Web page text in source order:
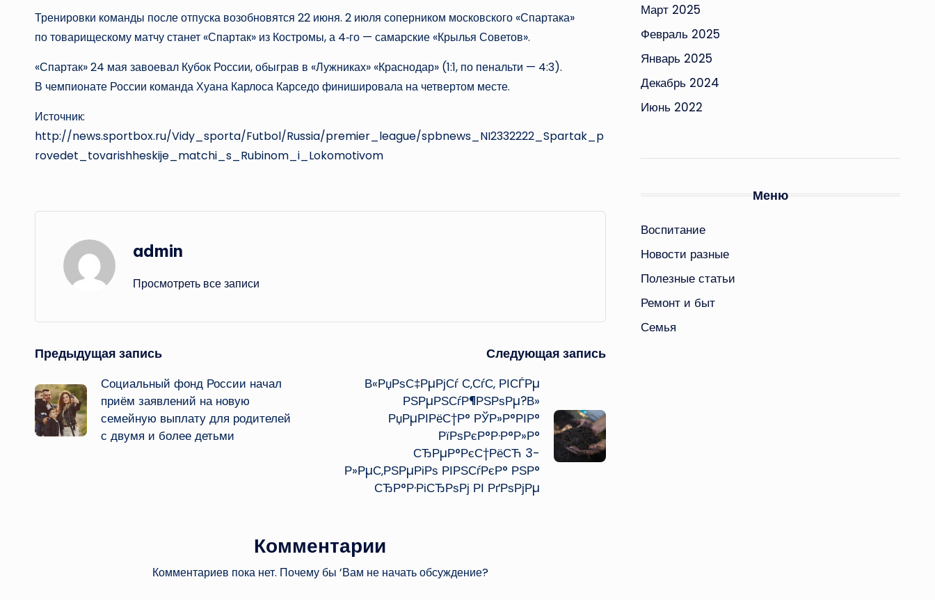
Тренировки команды после отпуска возобновятся 22 июня. 2 июля соперником московского «Спартака»
по товарищескому матчу станет «Спартак» из Костромы, а 4‑го — самарские «Крылья Советов».
«Спартак» 24 мая завоевал Кубок России, обыграв в «Лужниках» «Краснодар» (1:1, по пенальти — 4:3).
В чемпионате России команда Хуана Карлоса Карседо финишировала на четвертом месте.
Источник:
http://news.sportbox.ru/Vidy_sporta/Futbol/Russia/premier_league/spbnews_NI2332222_Spartak_p
rovedet_tovarishheskije_matchi_s_Rubinom_i_Lokomotivom
admin
Просмотреть все записи
Навигация
записи
Предыдущая запись
Социальный фонд России начал
приём заявлений на новую
семейную выплату для родителей
с двумя и более детьми
Следующая запись
В«РџРѕС‡РµРјСѓ С‚СѓС‚ РІСЃРµ
РЅРµРЅСѓР¶РЅРѕРµ?В»
РџРµРІРёС†Р° РЎР»Р°РІР°
РїРѕРєР°Р·Р°Р»Р°
СЂРµР°РєС†РёСЋ 3-
Р»РµС‚РЅРµРіРѕ РІРЅСѓРєР° РЅР°
СЂР°Р·РіСЂРѕРј РІ РґРѕРјРµ
Комментарии
Комментариев пока нет. Почему бы ’Вам не начать обсуждение?
Март 2025
Февраль 2025
Январь 2025
Декабрь 2024
Июнь 2022
Меню
Воспитание
Новости разные
Полезные статьи
Ремонт и быт
Семья